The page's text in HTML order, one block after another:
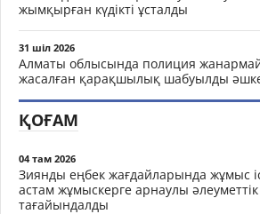
жымқырған күдікті ұсталды
31 шіл 2026
Алматы облысында полиция
жасалған қарақшылық шабуылды
ҚОҒАМ
04 там 2026
Зиянды еңбек жағдайларында жұмыс
астам жұмыскерге арнаулы
тағайындалды